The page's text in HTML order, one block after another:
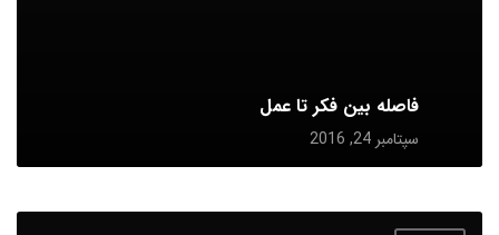
فاصله بین فکر تا عمل
سپتامبر 24, 2016